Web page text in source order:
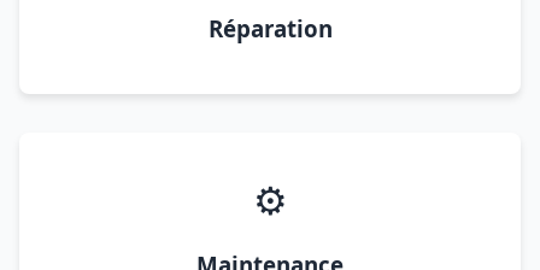
Réparation
⚙️